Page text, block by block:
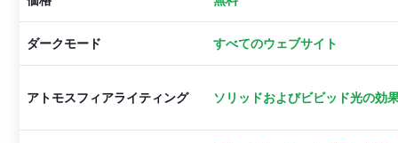
ダークモード すべてのウェブサイト
アトモスフィアライティング ソリッドおよびビビッド光の効